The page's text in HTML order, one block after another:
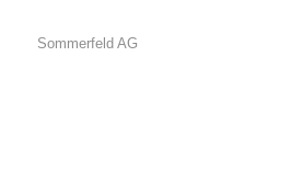
Sommerfeld AG